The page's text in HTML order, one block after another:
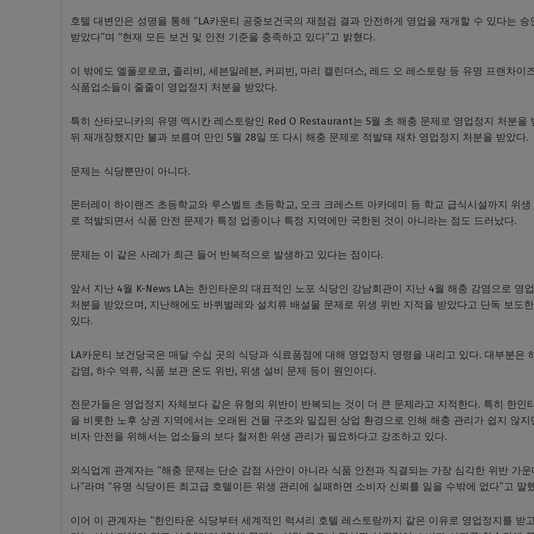
호텔 대변인은 성명을 통해 “LA카운티 공중보건국의 재점검 결과 안전하게 영업을 재개할 수 있다는 승
받았다”며 “현재 모든 보건 및 안전 기준을 충족하고 있다”고 밝혔다.
이 밖에도 엘폴로로코, 졸리비, 세븐일레븐, 커피빈, 마리 캘린더스, 레드 오 레스토랑 등 유명 프랜차이
식품업소들이 줄줄이 영업정지 처분을 받았다.
특히 산타모니카의 유명 멕시칸 레스토랑인 Red O Restaurant는 5월 초 해충 문제로 영업정지 처분을
뒤 재개장했지만 불과 보름여 만인 5월 28일 또 다시 해충 문제로 적발돼 재차 영업정지 처분을 받았다.
문제는 식당뿐만이 아니다.
몬터레이 하이랜즈 초등학교와 루스벨트 초등학교, 오크 크레스트 아카데미 등 학교 급식시설까지 위생
로 적발되면서 식품 안전 문제가 특정 업종이나 특정 지역에만 국한된 것이 아니라는 점도 드러났다.
문제는 이 같은 사례가 최근 들어 반복적으로 발생하고 있다는 점이다.
앞서 지난 4월 K-News LA는 한인타운의 대표적인 노포 식당인 강남회관이 지난 4월 해충 감염으로 영
처분을 받았으며, 지난해에도 바퀴벌레와 설치류 배설물 문제로 위생 위반 지적을 받았다고 단독 보도
있다.
LA카운티 보건당국은 매달 수십 곳의 식당과 식료품점에 대해 영업정지 명령을 내리고 있다. 대부분은
감염, 하수 역류, 식품 보관 온도 위반, 위생 설비 문제 등이 원인이다.
전문가들은 영업정지 자체보다 같은 유형의 위반이 반복되는 것이 더 큰 문제라고 지적한다. 특히 한인
을 비롯한 노후 상권 지역에서는 오래된 건물 구조와 밀집된 상업 환경으로 인해 해충 관리가 쉽지 않지
비자 안전을 위해서는 업소들의 보다 철저한 위생 관리가 필요하다고 강조하고 있다.
외식업계 관계자는 “해충 문제는 단순 감점 사안이 아니라 식품 안전과 직결되는 가장 심각한 위반 가
나”라며 “유명 식당이든 최고급 호텔이든 위생 관리에 실패하면 소비자 신뢰를 잃을 수밖에 없다”고 말
이어 이 관계자는 “한인타운 식당부터 세계적인 럭셔리 호텔 레스토랑까지 같은 이유로 영업정지를 받